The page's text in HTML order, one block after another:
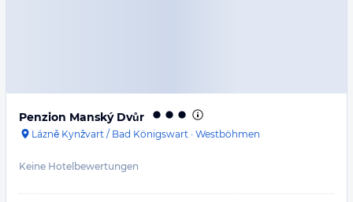
Penzion Manský Dvůr
Lázně Kynžvart / Bad Königswart · Westböhmen
Keine Hotelbewertungen